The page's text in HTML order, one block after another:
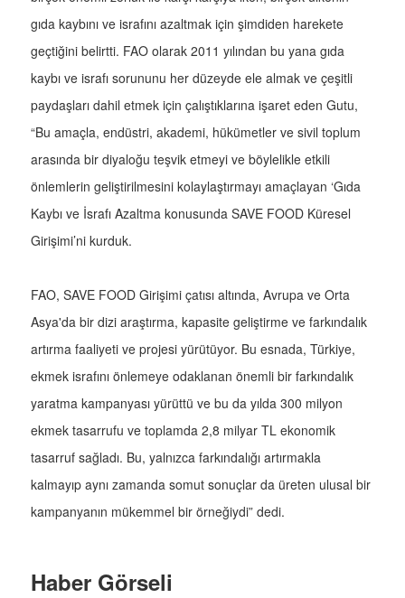
gıda kaybını ve israfını azaltmak için şimdiden harekete
geçtiğini belirtti. FAO olarak 2011 yılından bu yana gıda
kaybı ve israfı sorununu her düzeyde ele almak ve çeşitli
paydaşları dahil etmek için çalıştıklarına işaret eden Gutu,
“Bu amaçla, endüstri, akademi, hükümetler ve sivil toplum
arasında bir diyaloğu teşvik etmeyi ve böylelikle etkili
önlemlerin geliştirilmesini kolaylaştırmayı amaçlayan ‘Gıda
Kaybı ve İsrafı Azaltma konusunda SAVE FOOD Küresel
Girişimi’ni kurduk.
FAO, SAVE FOOD Girişimi çatısı altında, Avrupa ve Orta
Asya'da bir dizi araştırma, kapasite geliştirme ve farkındalık
artırma faaliyeti ve projesi yürütüyor. Bu esnada, Türkiye,
ekmek israfını önlemeye odaklanan önemli bir farkındalık
yaratma kampanyası yürüttü ve bu da yılda 300 milyon
ekmek tasarrufu ve toplamda 2,8 milyar TL ekonomik
tasarruf sağladı. Bu, yalnızca farkındalığı artırmakla
kalmayıp aynı zamanda somut sonuçlar da üreten ulusal bir
kampanyanın mükemmel bir örneğiydi” dedi.
Haber Görseli